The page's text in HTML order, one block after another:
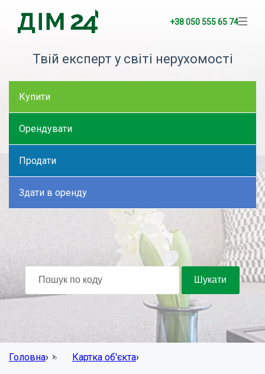
+38 050 555 65 74
Твій експерт у світі нерухомості
Купити
Орендувати
Продати
Здати в оренду
Головна› Картка об'єкта›